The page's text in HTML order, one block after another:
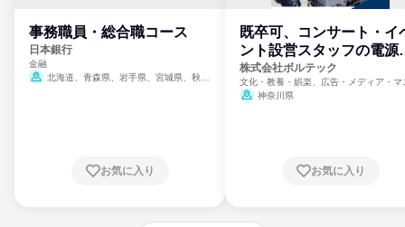
事務職員・総合職コース
日本銀行
金融
北海道、青森県、岩手県、宮城県、秋田
崎県、熊本県、大分県、宮崎県、鹿児島県、
お気に入り
既卒可、コンサート・イ
ント設営スタッフの電源
門
株式会社ボルテック
文化・教養・娯楽、広告・メディア・マ
ミ、電力・ガス・水道・エネルギー
神奈川県
お気に入り